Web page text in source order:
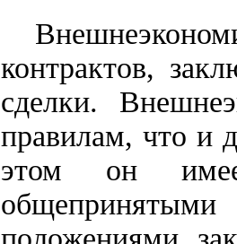
контрактов,
сделки.
правилам, что и
этом он